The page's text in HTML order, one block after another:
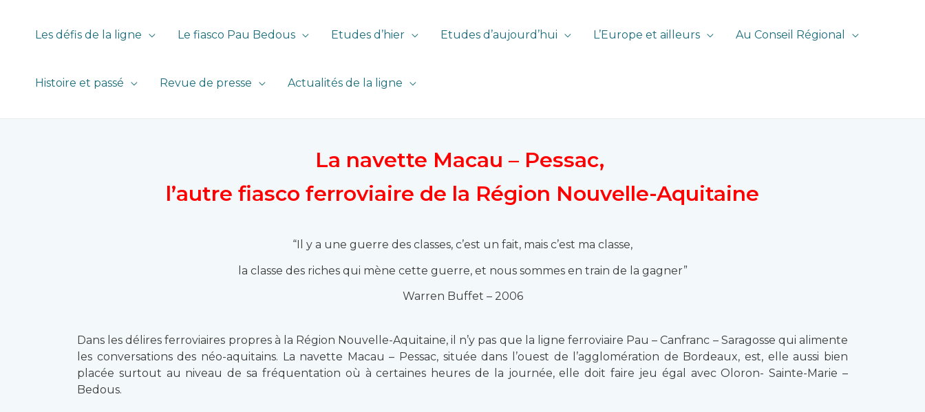
Les défis de la ligne Le fiasco Pau Bedous Etudes d’hier Etudes d’aujourd’hui L’Europe et ailleurs Au Conseil Régional
Histoire et passé Revue de presse Actualités de la ligne
La navette Macau – Pessac,
l’autre fiasco ferroviaire de la Région Nouvelle-Aquitaine
“Il y a une guerre des classes, c’est un fait, mais c’est ma classe,
la classe des riches qui mène cette guerre, et nous sommes en train de la gagner”
Warren Buffet – 2006
Dans les délires ferroviaires propres à la Région Nouvelle-Aquitaine, il n’y pas que la ligne ferroviaire Pau – Canfranc – Saragosse qui alimente
les conversations des néo-aquitains. La navette Macau – Pessac, située dans l’ouest de l’agglomération de Bordeaux, est, elle aussi bien
placée surtout au niveau de sa fréquentation où à certaines heures de la journée, elle doit faire jeu égal avec Oloron- Sainte-Marie –
Bedous.